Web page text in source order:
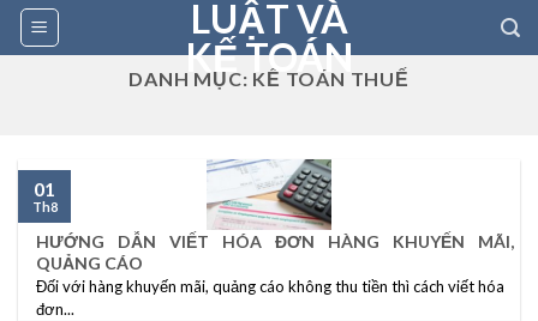
Skip
LUẬT VÀ
KẾ TOÁN
DANH MỤC: KẾ TOÁN THUẾ
HƯỚNG DẪN VIẾT HÓA ĐƠN HÀNG KHUYẾN MÃI,
QUẢNG CÁO
Đối với hàng khuyến mãi, quảng cáo không thu tiền thì cách viết hóa
đơn...
01
Th8